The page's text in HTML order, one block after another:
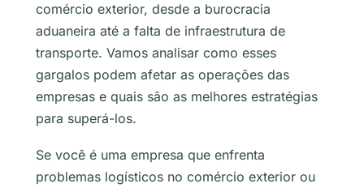
comércio exterior, desde a burocracia
aduaneira até a falta de infraestrutura de
transporte. Vamos analisar como esses
gargalos podem afetar as operações das
empresas e quais são as melhores estratégias
para superá-los.
Se você é uma empresa que enfrenta
problemas logísticos no comércio exterior ou